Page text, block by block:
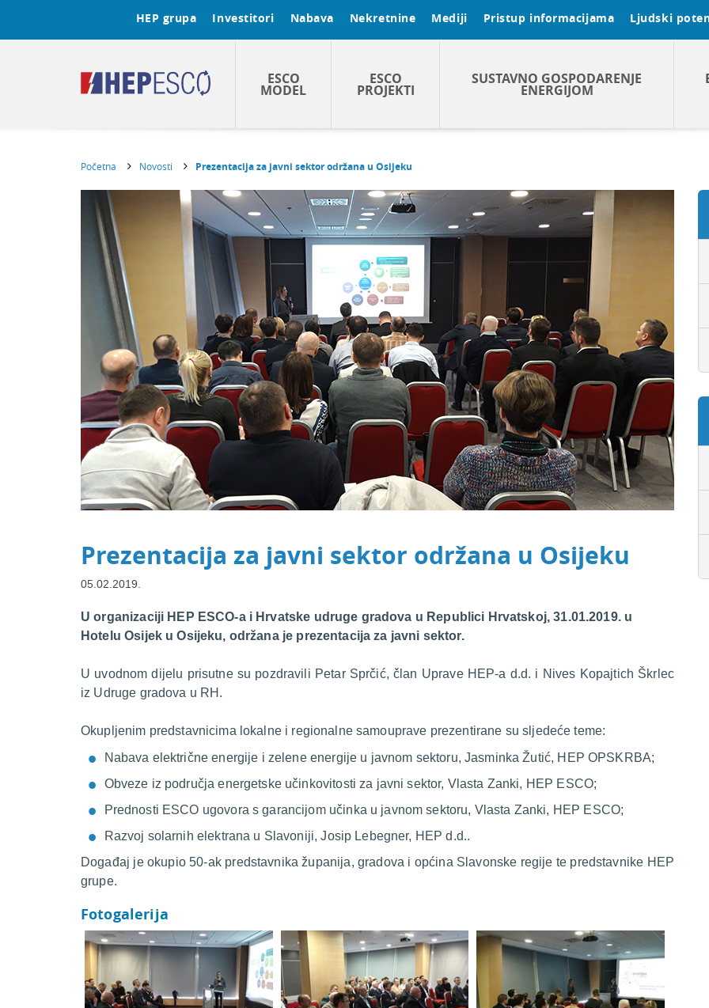
HEP grupa Investitori Nabava Nekretnine Mediji Pristup informacijama Ljudski
ESCO
MODEL
ESCO
PROJEKTI
SUSTAVNO GOSPODARENJE
ENERGIJOM
Početna Novosti Prezentacija za javni sektor održana u Osijeku
Prezentacija za javni sektor održana u Osijeku
05.02.2019.
U organizaciji HEP ESCO-a i Hrvatske udruge gradova u Republici Hrvatskoj, 31.01.2019. u
Hotelu Osijek u Osijeku, održana je prezentacija za javni sektor.
U uvodnom dijelu prisutne su pozdravili Petar Sprčić, član Uprave HEP-a d.d. i Nives Kopajtich Škrlec
iz Udruge gradova u RH.
Okupljenim predstavnicima lokalne i regionalne samouprave prezentirane su sljedeće teme:
Nabava električne energije i zelene energije u javnom sektoru, Jasminka Žutić, HEP OPSKRBA;
Obveze iz područja energetske učinkovitosti za javni sektor, Vlasta Zanki, HEP ESCO;
Prednosti ESCO ugovora s garancijom učinka u javnom sektoru, Vlasta Zanki, HEP ESCO;
Razvoj solarnih elektrana u Slavoniji, Josip Lebegner, HEP d.d..
Događaj je okupio 50-ak predstavnika županija, gradova i općina Slavonske regije te predstavnike HEP
grupe.
Fotogalerija